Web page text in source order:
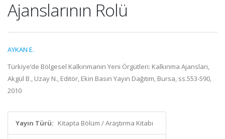
Ajanslarının Rolü
AYKAN E.
Türkiye’de Bölgesel Kalkınmanın Yeni Örgütleri: Kalkınma Ajansları,
Akgül B., Uzay N., Editör, Ekin Basın Yayın Dağıtım, Bursa, ss.553-590,
2010
Yayın Türü: Kitapta Bölüm / Araştırma Kitabı